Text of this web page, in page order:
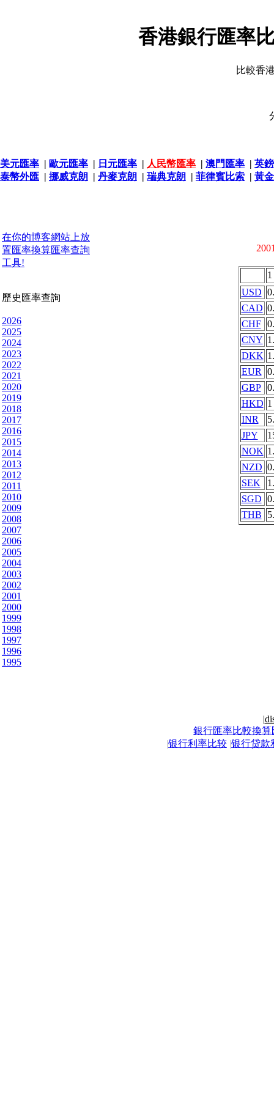
香港銀行匯率
比較香
美元匯率 | 歐元匯率 | 日元匯率 | 人民幣匯率 | 澳門匯率 | 英
泰幣外匯 | 挪威克朗 | 丹麥克朗 | 瑞典克朗 | 菲律賓比索 | 黃
在你的博客網站上放
置匯率換算匯率查詢
工具!
歷史匯率查詢
2026
2025
2024
2023
2022
2021
2020
2019
2018
2017
2016
2015
2014
2013
2012
2011
2010
2009
2008
2007
2006
2005
2004
2003
2002
2001
2000
1999
1998
1997
1996
1995
1
USD
CAD
CHF
CNY
DKK
EUR
GBP
HKD 1
INR
JPY
NOK
NZD
SEK
SGD
THB
|
銀行匯率比較換算
|银行利率比较 |银行贷款